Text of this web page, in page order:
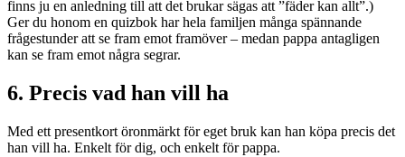
finns ju en anledning till att det brukar sägas att ”fäder kan allt”.)
Ger du honom en quizbok har hela familjen många spännande
frågestunder att se fram emot framöver – medan pappa antagligen
kan se fram emot några segrar.
6. Precis vad han vill ha
Med ett presentkort öronmärkt för eget bruk kan han köpa precis det
han vill ha. Enkelt för dig, och enkelt för pappa.